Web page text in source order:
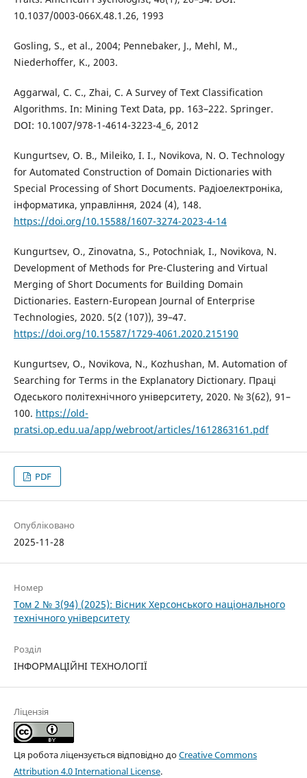
10.1037/0003-066X.48.1.26, 1993
Gosling, S., et al., 2004; Pennebaker, J., Mehl, M.,
Niederhoffer, K., 2003.
Aggarwal, C. C., Zhai, C. A Survey of Text Classification
Algorithms. In: Mining Text Data, pp. 163–222. Springer.
DOI: 10.1007/978-1-4614-3223-4_6, 2012
Kungurtsev, O. B., Mileiko, I. I., Novikova, N. O. Technology
for Automated Construction of Domain Dictionaries with
Special Processing of Short Documents. Радіоелектроніка,
iнформатика, управління, 2024 (4), 148.
https://doi.org/10.15588/1607-3274-2023-4-14
Kungurtsev, O., Zinovatna, S., Potochniak, I., Novikova, N.
Development of Methods for Pre-Clustering and Virtual
Merging of Short Documents for Building Domain
Dictionaries. Eastern-European Journal of Enterprise
Technologies, 2020. 5(2 (107)), 39–47.
https://doi.org/10.15587/1729-4061.2020.215190
Kungurtsev, O., Novikova, N., Kozhushan, M. Automation of
Searching for Terms in the Explanatory Dictionary. Праці
Одеського політехнічного університету, 2020. № 3(62), 91–
100. https://old-
pratsi.op.edu.ua/app/webroot/articles/1612863161.pdf
PDF
Опубліковано
2025-11-28
Номер
Том 2 № 3(94) (2025): Вісник Херсонського національного
технічного університету
Розділ
ІНФОРМАЦІЙНІ ТЕХНОЛОГІЇ
Ліцензія
Ця робота ліцензується відповідно доCreative Commons
Attribution 4.0 International License.